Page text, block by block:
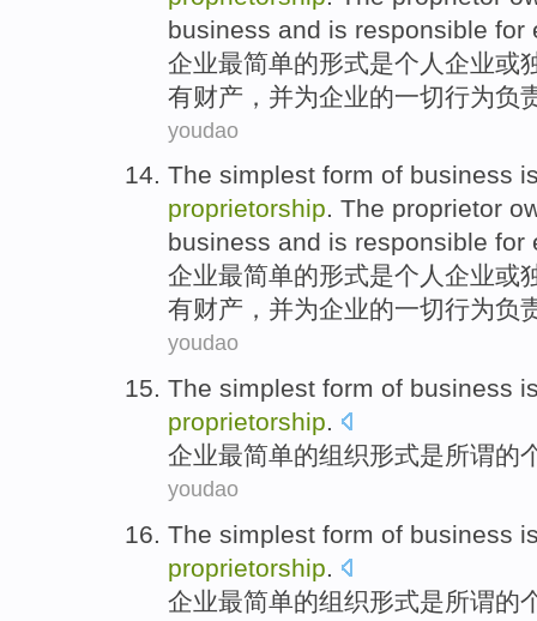
business and is responsible for
企业最简单的形式是个 人 企业或
有财产 ， 并为企业的一切行为负
youdao
The simplest form of business
proprietorship. The proprietor
business and is responsible for
企业最简单的形式是个 人 企业或
有财产 ， 并为企业的一切行为负
youdao
The simplest form of business
proprietorship.
企业最简单的组织形式是所谓的
youdao
The simplest form of business
proprietorship.
企业最简单的组织形式是所谓的